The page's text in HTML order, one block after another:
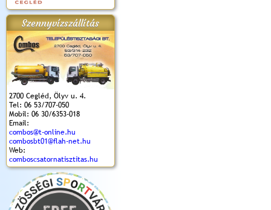
Szennyvízszállítás
2700 Cegléd, Ölyv u. 4.
Tel: 06 53/707-050
Mobil: 06 30/6353-018
Email:
combos@t-online.hu
combosbt01@flah-net.hu
Web:
comboscsatornatisztitas.hu
(2017. 08. 20.)